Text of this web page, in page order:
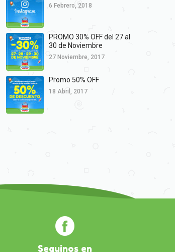
6 Febrero, 2018
PROMO 30% OFF del 27 al
30 de Noviembre
27 Noviembre, 2017
Promo 50% OFF
18 Abril, 2017
Seguinos en